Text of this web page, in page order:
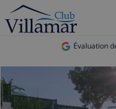
Évaluation